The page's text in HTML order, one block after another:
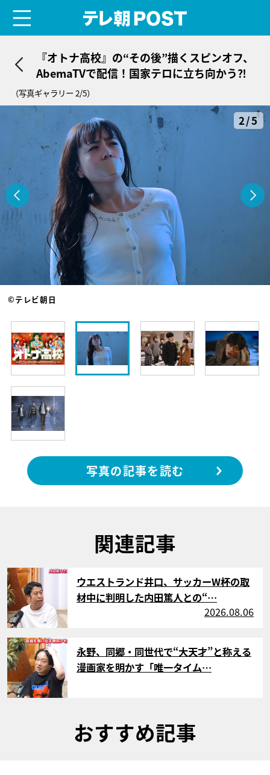
『オトナ高校』の“その後”描くスピンオフ、
AbemaTVで配信！国家テロに立ち向かう⁈
（写真ギャラリー 2/5）
2/5
©テレビ朝日
写真の記事を読む
関連記事
サムネイル
ウエストランド井口、サッカーW杯の取
材中に判明した内田篤人との“…
2026.08.06
サムネイル
永野、同郷・同世代で“大天才”と称える
漫画家を明かす「唯一タイム…
おすすめ記事